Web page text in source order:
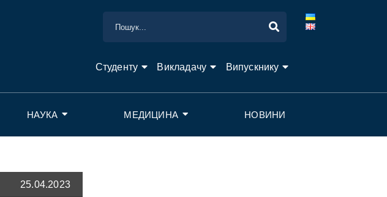
Студенту Викладачу Випускнику
НАУКА МЕДИЦИНА НОВИНИ
25.04.2023